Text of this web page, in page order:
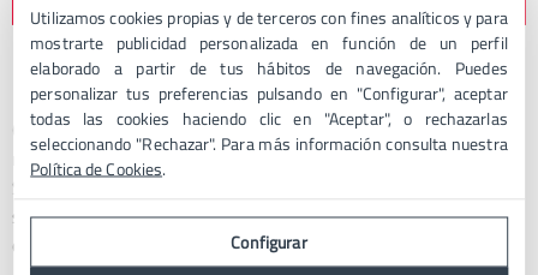
Kinemaster
Otra de las opciones más utilizadas es KineMaster, una app
multiplataforma que cuenta con un gran número de usuarios.
Su diseño lo podríamos definir como clásico, ya que la edición
se realiza con la pantalla del móvil en posición horizontal, tal y
cómo lo veríamos en una pantalla de ordenador.
Utilizamos cookies propias y de terceros con fines analíticos y para
mostrarte publicidad personalizada en función de un perfil
elaborado a partir de tus hábitos de navegación. Puedes
personalizar tus preferencias pulsando en "Configurar", aceptar
todas las cookies haciendo clic en "Aceptar", o rechazarlas
seleccionando "Rechazar". Para más información consulta nuestra
Política de Cookies.
Configurar